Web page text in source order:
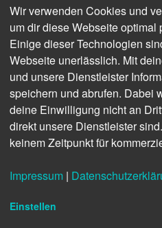
Holztechnologie
Kuchl.
Wir verwenden Cookies und
um dir diese Webseite optimal
Einige dieser Technologien
Webseite unerlässlich. Mit
und unsere Dienstleister
speichern und abrufen. Dabei
deine Einwilligung nicht an
direkt unsere Dienstleister
keinem Zeitpunkt für
Impressum |
Einstellen